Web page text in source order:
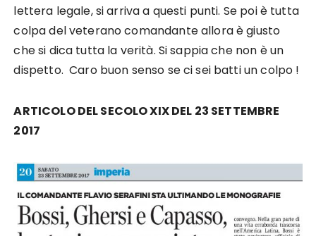
lettera legale, si arriva a questi punti. Se poi è tutta
colpa del veterano comandante allora è giusto
che si dica tutta la verità. Si sappia che non è un
dispetto. Caro buon senso se ci sei batti un colpo !
ARTICOLO DEL SECOLO XIX DEL 23 SETTEMBRE
2017